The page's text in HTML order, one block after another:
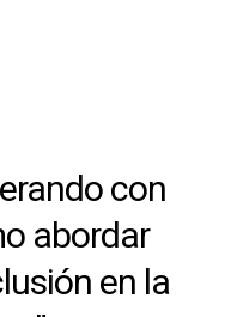
con
abordar
en la